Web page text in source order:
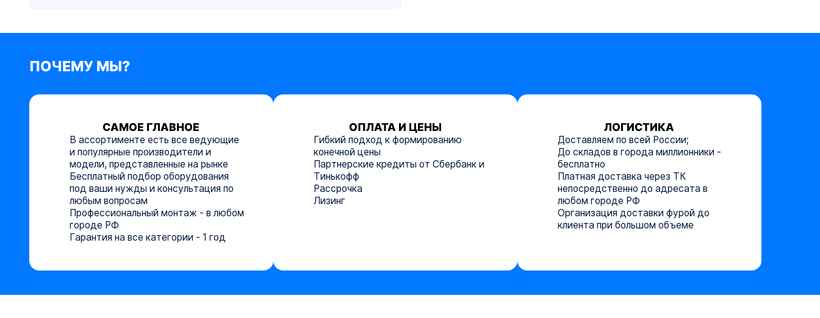
ПОЧЕМУ МЫ?
САМОЕ ГЛАВНОЕ
В ассортименте есть все ведующие
и популярные производители и
модели, представленные на рынке
Бесплатный подбор оборудования
под ваши нужды и консультация по
любым вопросам
Профессиональный монтаж - в любом
городе РФ
Гарантия на все категории - 1 год
ОПЛАТА И ЦЕНЫ
Гибкий подход к формированию
конечной цены
Партнерские кредиты от Сбербанк и
Тинькофф
Рассрочка
Лизинг
ЛОГИСТИКА
Доставляем по всей России;
До складов в города миллионники -
бесплатно
Платная доставка через ТК
непосредственно до адресата в
любом городе РФ
Организация доставки фурой до
клиента при большом объеме